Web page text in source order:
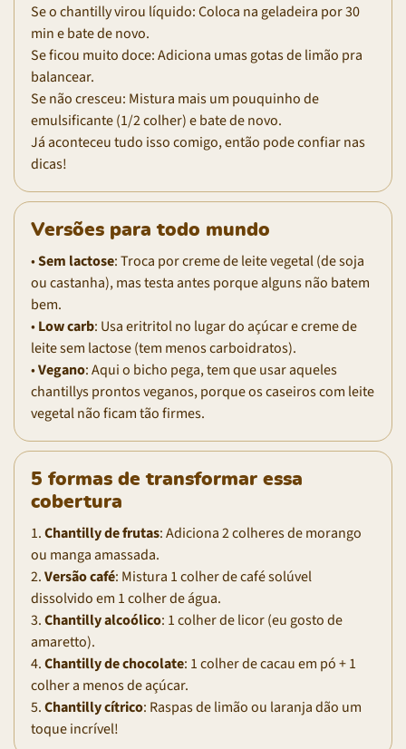
Se o chantilly virou líquido: Coloca na geladeira por 30
min e bate de novo.
Se ficou muito doce: Adiciona umas gotas de limão pra
balancear.
Se não cresceu: Mistura mais um pouquinho de
emulsificante (1/2 colher) e bate de novo.
Já aconteceu tudo isso comigo, então pode confiar nas
dicas!
Versões para todo mundo
•Sem lactose: Troca por creme de leite vegetal (de soja
ou castanha), mas testa antes porque alguns não batem
bem.
•Low carb: Usa eritritol no lugar do açúcar e creme de
leite sem lactose (tem menos carboidratos).
•Vegano: Aqui o bicho pega, tem que usar aqueles
chantillys prontos veganos, porque os caseiros com leite
vegetal não ficam tão firmes.
5 formas de transformar essa
cobertura
1.Chantilly de frutas: Adiciona 2 colheres de morango
ou manga amassada.
2.Versão café: Mistura 1 colher de café solúvel
dissolvido em 1 colher de água.
3.Chantilly alcoólico: 1 colher de licor (eu gosto de
amaretto).
4.Chantilly de chocolate: 1 colher de cacau em pó + 1
colher a menos de açúcar.
5.Chantilly cítrico: Raspas de limão ou laranja dão um
toque incrível!